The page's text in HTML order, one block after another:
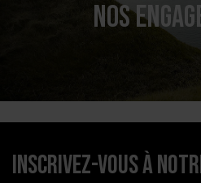
NOS
Inscrivez-vous à